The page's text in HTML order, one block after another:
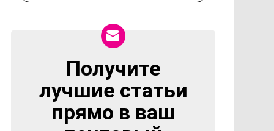
NEWSLETTER
Получите
лучшие статьи
прямо в ваш